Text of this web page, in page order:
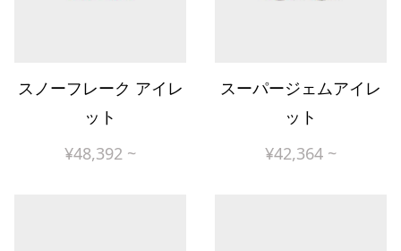
スノーフレーク アイレ
ット
¥48,392 ~
スーパージェムアイレ
ット
¥42,364 ~